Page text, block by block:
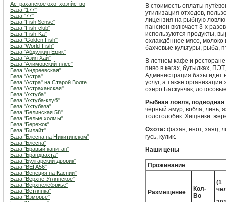
Астраханское охотхозяйство
База "177"
База "77"
База "Fish Sense"
База "Fish-club"
База "Fish-Ka"
База "Golden Fish"
База "World-Fish"
База "Абдулкин Ерик"
База "Азия Хай"
База "Алимовский плес"
База "Андреевская"
База "Астра"
База "Астра" на Старой Волге
База "Астраханская"
База "Ахтуба"
База "Ахтуба-клуб"
База "Ахтубаза"
База "Белинская 58"
База "Белые холмы"
База "Бережок"
База "Билайт"
База "Блесна на Никитинском"
База "Блесна"
База "Бравый капитан"
База "Брандвахта"
База "Булгарский дворик"
База "ВЕГА56"
База "Венеция на Каспии"
База "Верхне-Углянское"
База "Верхнелебяжье"
База "Ветлянка"
База "Взморье"
В стоимость оплаты
утилизация отходов,
лицензия на рыбную
пансион включает 3-х
используются продукты,
охлаждённое мясо,
бахчевые культуры, рыба,
В летнем кафе и
пиво в кегах, бутылках,
Администрация базы идёт
услуг, а также организации
озеро Баскунчак,
Рыбная ловля, подводная
чёрный амур, вобла, линь,
толстолобик. Хищники:
Охота: фазан, енот, заяц,
гусь, кулик.
Наши цены
Проживание
Размещение
Кол-
Во
(1